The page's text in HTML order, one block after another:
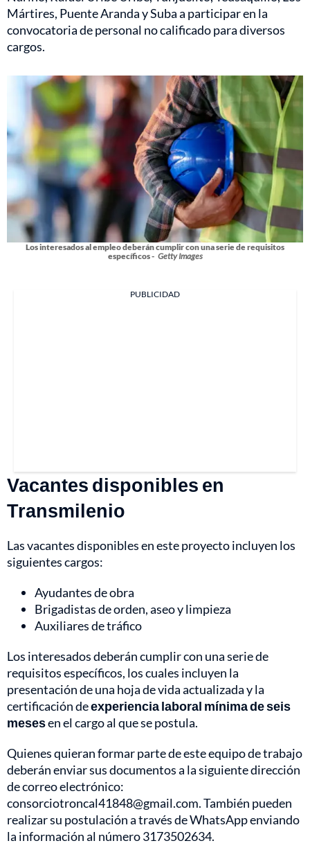
Mártires, Puente Aranda y Suba a participar en la
convocatoria de personal no calificado para diversos
cargos.
Los interesados al empleo deberán cumplir con una serie de requisitos
específicos - Getty Images
PUBLICIDAD
Vacantes disponibles en
Transmilenio
Las vacantes disponibles en este proyecto incluyen los
siguientes cargos:
Ayudantes de obra
Brigadistas de orden, aseo y limpieza
Auxiliares de tráfico
Los interesados deberán cumplir con una serie de
requisitos específicos, los cuales incluyen la
presentación de una hoja de vida actualizada y la
certificación deexperiencia laboral mínima de seis
mesesen el cargo al que se postula.
Quienes quieran formar parte de este equipo de trabajo
deberán enviar sus documentos a la siguiente dirección
de correo electrónico:
consorciotroncal41848@gmail.com. También pueden
realizar su postulación a través de WhatsApp enviando
la información al número 3173502634.